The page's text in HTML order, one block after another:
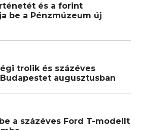
és a forint
be a Pénzmúzeum új
trolik és százéves
augusztusban
a százéves Ford T-modellt